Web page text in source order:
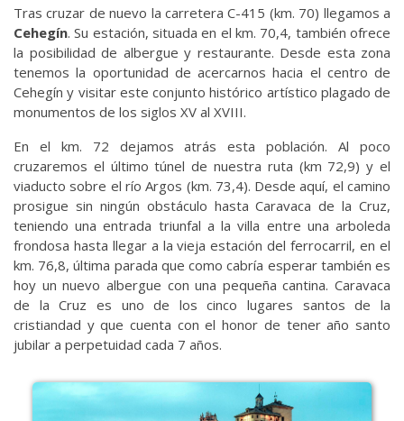
Tras cruzar de nuevo la carretera C-415 (km. 70) llegamos a
Cehegín. Su estación, situada en el km. 70,4, también ofrece
la posibilidad de albergue y restaurante. Desde esta zona
tenemos la oportunidad de acercarnos hacia el centro de
Cehegín y visitar este conjunto histórico artístico plagado de
monumentos de los siglos XV al XVIII.
En el km. 72 dejamos atrás esta población. Al poco
cruzaremos el último túnel de nuestra ruta (km 72,9) y el
viaducto sobre el río Argos (km. 73,4). Desde aquí, el camino
prosigue sin ningún obstáculo hasta Caravaca de la Cruz,
teniendo una entrada triunfal a la villa entre una arboleda
frondosa hasta llegar a la vieja estación del ferrocarril, en el
km. 76,8, última parada que como cabría esperar también es
hoy un nuevo albergue con una pequeña cantina. Caravaca
de la Cruz es uno de los cinco lugares santos de la
cristiandad y que cuenta con el honor de tener año santo
jubilar a perpetuidad cada 7 años.